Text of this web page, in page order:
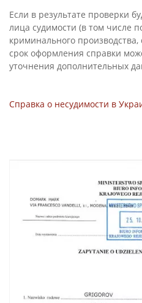
Если в результате проверки
лица судимости (в том числе
криминального
срок оформления справки
уточнения дополнительных
Справка о несудимости в